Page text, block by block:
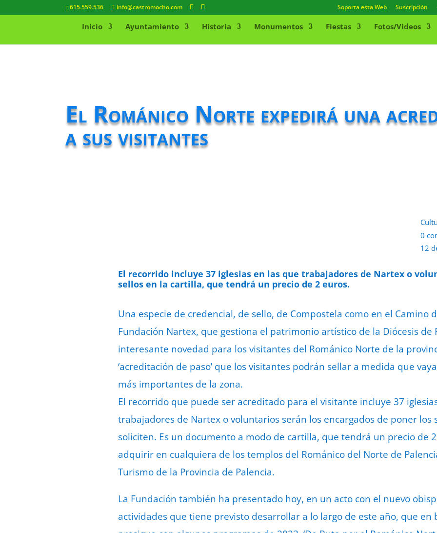
615.559.536 info@castromocho.com Soporta esta Web Suscripción
Inicio Ayuntamiento Historia Monumentos Fiestas Fotos/Videos
El Románico Norte expedirá una
a sus visitantes
0
12
El recorrido incluye 37 iglesias en las que trabajadores de Nartex o
sellos en la cartilla, que tendrá un precio de 2 euros.
Una especie de credencial, de sello, de Compostela como en el Camino
Fundación Nartex, que gestiona el patrimonio artístico de la Diócesis de
interesante novedad para los visitantes del Románico Norte de la
‘acreditación de paso’ que los visitantes podrán sellar a medida que
más importantes de la zona.
El recorrido que puede ser acreditado para el visitante incluye 37
trabajadores de Nartex o voluntarios serán los encargados de poner los
soliciten. Es un documento a modo de cartilla, que tendrá un precio de
adquirir en cualquiera de los templos del Románico del Norte de
Turismo de la Provincia de Palencia.
La Fundación también ha presentado hoy, en un acto con el nuevo
actividades que tiene previsto desarrollar a lo largo de este año, que en